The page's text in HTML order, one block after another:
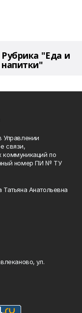
Рубрика "Еда и
напитки"
Управлении
связи,
коммуникаций по
номер ПИ № ТУ
Анатольевна
ул.